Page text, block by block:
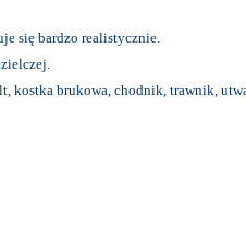
się bardzo realistycznie.
kostka brukowa, chodnik, trawnik,